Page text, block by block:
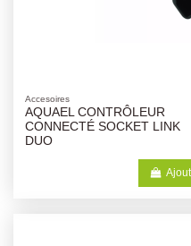
Accesoires
AQUAEL CONTRÔLEUR
CONNECTÉ SOCKET LINK
DUO